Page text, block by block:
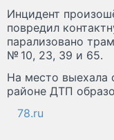
Инцидент
повредил
парализовано
№ 10, 23, 39 и 65.
На место выехала
районе ДТП
78.ru